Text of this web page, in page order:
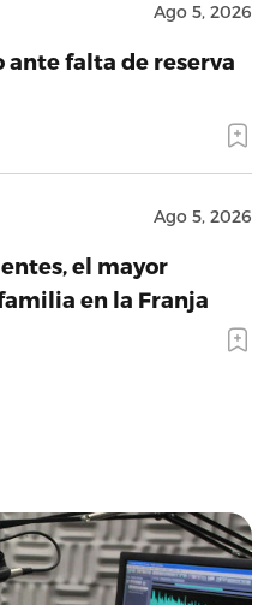
Ago 5, 2026
ante falta de reserva
Ago 5, 2026
el mayor
en la Franja